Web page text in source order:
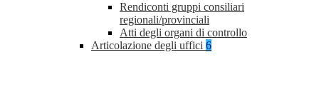
Rendiconti gruppi consiliari
regionali/provinciali
Atti degli organi di controllo
Articolazione degli uffici 6